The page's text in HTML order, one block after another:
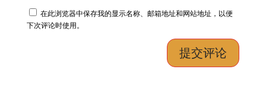
在此浏览器中保存我的显示名称、邮箱地址和网站地址，以便
下次评论时使用。